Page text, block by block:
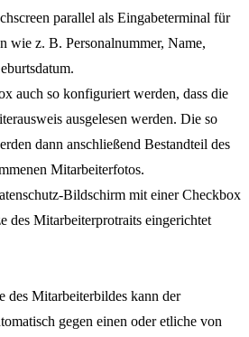
parallel als Eingabeterminal für
wie z. B. Personalnummer, Name,
auch so konfiguriert werden, dass die
ausgelesen werden. Die so
dann anschließend Bestandteil des
Mitarbeiterfotos.
Bildschirm mit einer Checkbox
des Mitarbeiterprotraits eingerichtet
des Mitarbeiterbildes kann der
gegen einen oder etliche von